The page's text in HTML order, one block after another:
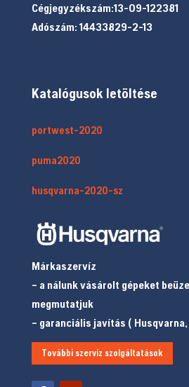
Cégjegyzékszám:13-09-122381
Adószám: 14433829-2-13
Katalógusok letöltése
portwest-2020
puma2020
husqvarna-2020-sz
Márkaszervíz
– a nálunk vásárolt gépeket
megmutatjuk
– garanciális javítás (
További szerviz szolgáltatások